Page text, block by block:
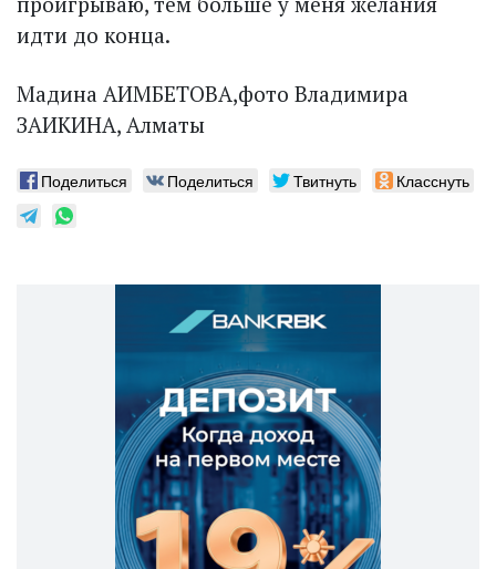
идти до конца.
Мадина АИМБЕТОВА,фото Владимира
ЗАИКИНА, Алматы
Поделиться Поделиться Твитнуть Класснуть